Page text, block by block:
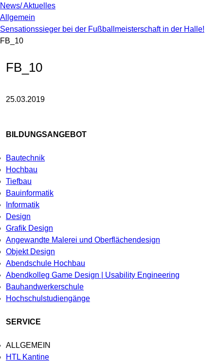
News/ Aktuelles
Allgemein
Sensationssieger bei der Fußballmeisterschaft in der Halle!
FB_10
FB_10
25.03.2019
BILDUNGSANGEBOT
Bautechnik
Hochbau
Tiefbau
Bauinformatik
Informatik
Design
Grafik Design
Angewandte Malerei und Oberflächendesign
Objekt Design
Abendschule Hochbau
Abendkolleg Game Design | Usability Engineering
Bauhandwerkerschule
Hochschulstudiengänge
SERVICE
ALLGEMEIN
HTL Kantine